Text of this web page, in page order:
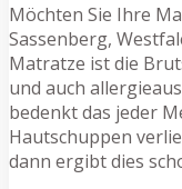
Möchten Sie Ihre
Sassenberg,
Matratze ist die
und auch
bedenkt das jeder
Hautschuppen
dann ergibt dies